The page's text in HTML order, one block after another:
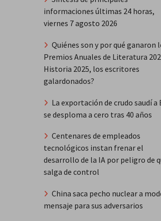
informaciones últimas 24 horas,
viernes 7 agosto 2026
Quiénes son y por qué ganaron
Premios Anuales de Literatura
Historia 2025, los escritores
galardonados?
La exportación de crudo saudí a
se desploma a cero tras 40 años
Centenares de empleados
tecnológicos instan frenar el
desarrollo de la IA por peligro de
salga de control
China saca pecho nuclear a
mensaje para sus adversarios